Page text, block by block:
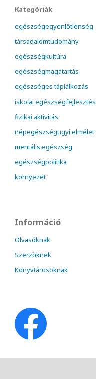
Kategóriák
egészségegyenlőtlenség
társadalomtudomány
egészségkultúra
egészségmagatartás
egészséges táplálkozás
iskolai egészségfejlesztés
fizikai aktivitás
népegészségügyi elmélet
mentális egészség
egészségpolitika
környezet
Információ
Olvasóknak
Szerzőknek
Könyvtárosoknak